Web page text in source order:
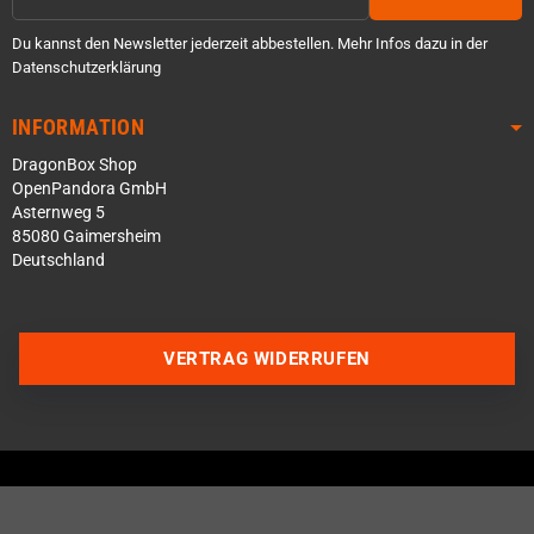
Du kannst den Newsletter jederzeit abbestellen. Mehr Infos dazu in der
Datenschutzerklärung
INFORMATION
DragonBox Shop
OpenPandora GmbH
Asternweg 5
85080 Gaimersheim
Deutschland
Discord Server beitreten
VERTRAG WIDERRUFEN